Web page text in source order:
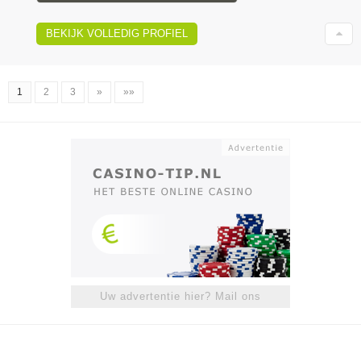
BEKIJK VOLLEDIG PROFIEL
1 2 3 » »»
Uw advertentie hier? Mail ons